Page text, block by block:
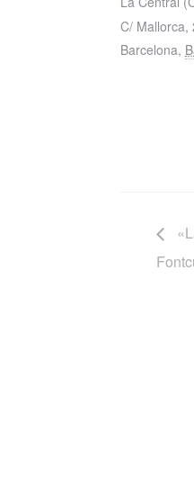
C/ Mallorca,
Barcelona,